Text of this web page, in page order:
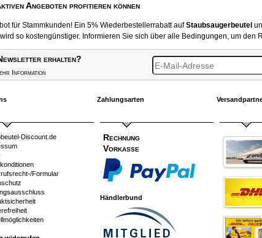
Angeboten profitieren können
für Stammkunden! Ein 5% Wiederbestellerrabatt aufStaubsaugerbeutel
so kostengünstiger. Informieren Sie sich über alle Bedingungen, um den
erhalten?
Information
Discount.de
Formular
Zahlungsarten
Rechnung
Vorkasse
Händlerbund